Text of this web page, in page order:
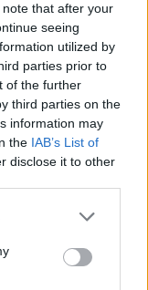
that after your
seeing
utilized by
parties prior to
of the further
third parties on the
information may
the IAB’s List of
disclose it to other